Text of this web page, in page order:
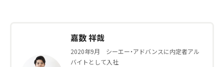
嘉数 祥哉
2020年9月 シーエー・アドバンスに内定者アル
バイトとして入社